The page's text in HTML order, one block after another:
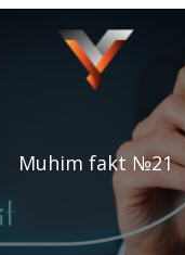
Muhim fakt №21